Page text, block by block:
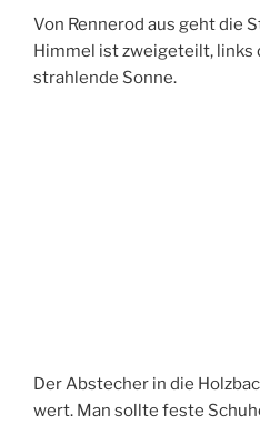
Von Rennerod aus geht die
Himmel ist zweigeteilt, links
strahlende Sonne.
Der Abstecher in die
wert. Man sollte feste